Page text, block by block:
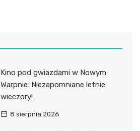
Kino pod gwiazdami w Nowym
Warpnie: Niezapomniane letnie
wieczory!
8 sierpnia 2026